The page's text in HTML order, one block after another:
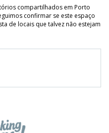
compartilhados em Porto
confirmar se este espaço
de locais que talvez não estejam